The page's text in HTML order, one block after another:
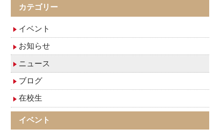
カテゴリー
イベント
お知らせ
ニュース
ブログ
在校生
イベント